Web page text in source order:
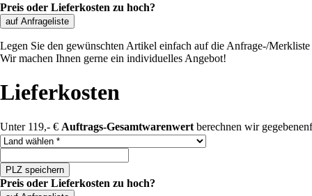
Preis oder Lieferkosten zu hoch?
auf Anfrageliste
Legen Sie den gewünschten Artikel einfach auf die Anfrage-/Merkliste
Wir machen Ihnen gerne ein individuelles Angebot!
Lieferkosten
Unter 119,- € Auftrags-Gesamtwarenwert berechnen wir
Land auswählen
PLZ speichern
Preis oder Lieferkosten zu hoch?